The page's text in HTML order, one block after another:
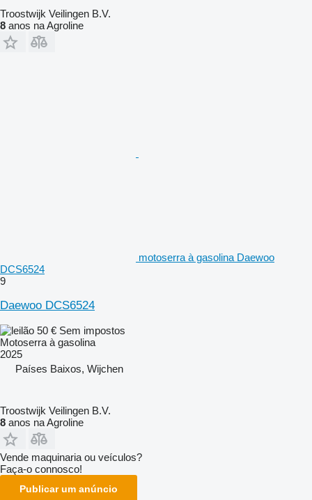
Troostwijk Veilingen B.V.
8 anos na Agroline
motoserra à gasolina Daewoo
DCS6524
9
Daewoo DCS6524
50 € Sem impostos
Motoserra à gasolina
2025
Países Baixos, Wijchen
Troostwijk Veilingen B.V.
8 anos na Agroline
Vende maquinaria ou veículos?
Faça-o connosco!
Publicar um anúncio